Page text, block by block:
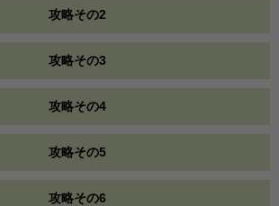
攻略その2
攻略その3
攻略その4
攻略その5
攻略その6